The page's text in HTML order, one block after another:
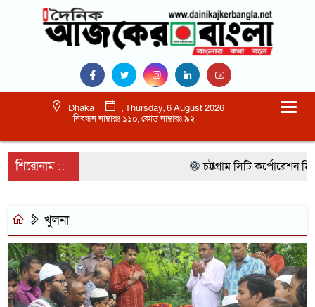
Dhaka
, Thursday, 6 August 2026
নিবন্ধন নাম্বারঃ ১১০, কোড নাম্বারঃ ৯২
শিরোনাম :: চট্টগ্রাম সিটি কর্পোরেশন
খুলনা